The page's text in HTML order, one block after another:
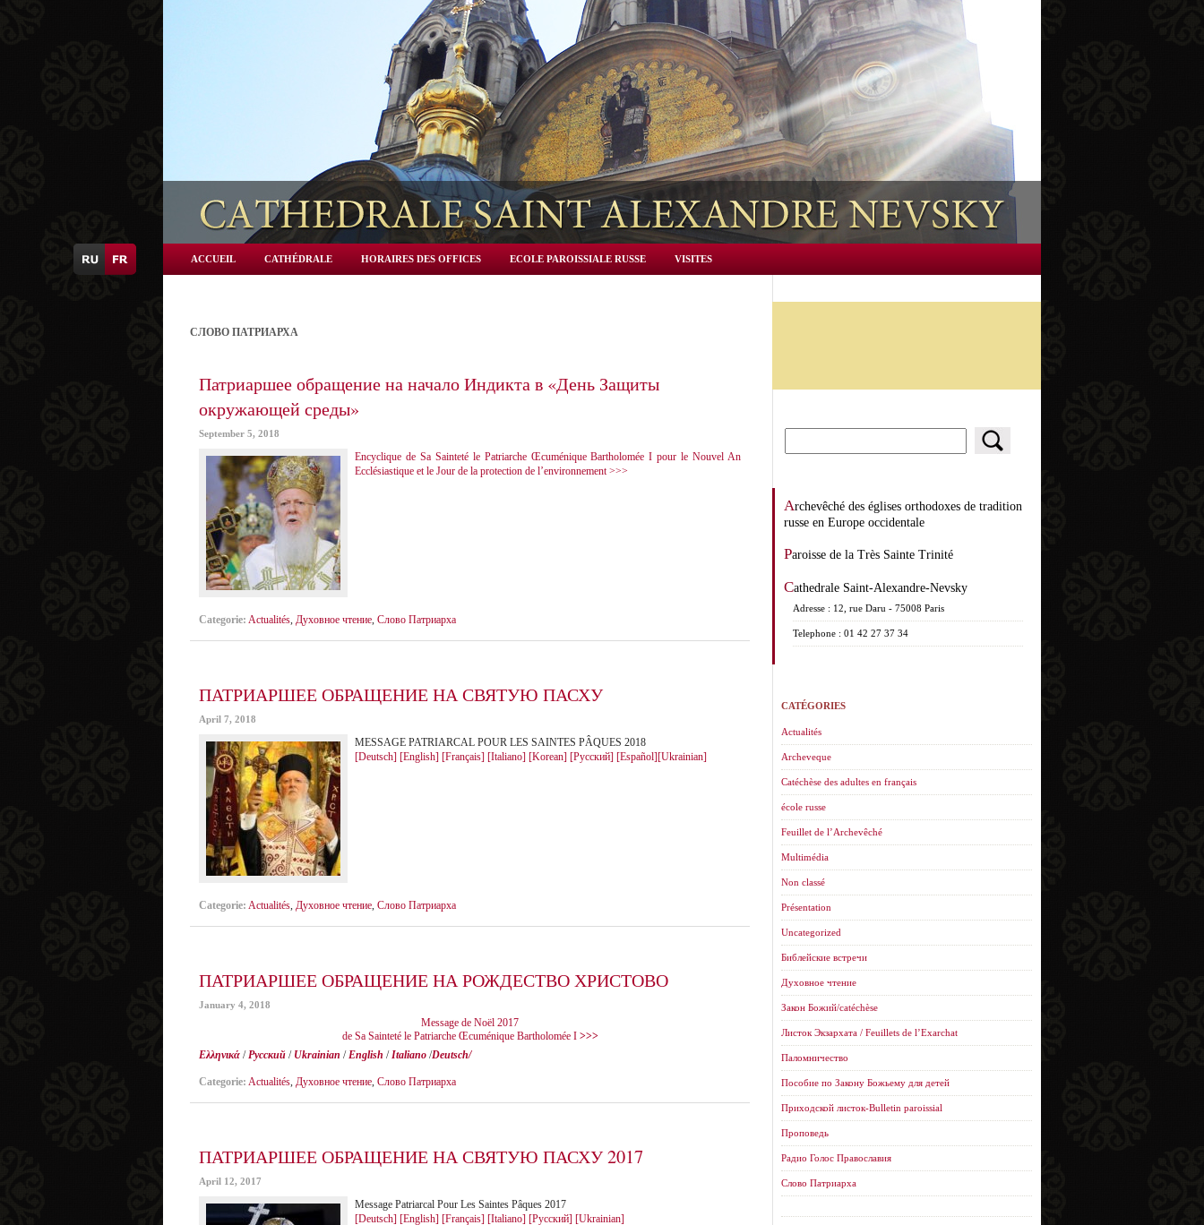
ACCUEIL CATHÉDRALE HORAIRES DES OFFICES ECOLE PAROISSIALE RUSSE VISITES
СЛОВО ПАТРИАРХА
Патриаршее обращение на начало Индикта в «День Защиты
окружающей среды»
September 5, 2018
Encyclique de Sa Sainteté le Patriarche Œcuménique Bartholomée I pour le Nouvel An
Ecclésiastique et le Jour de la protection de l’environnement >>>
Categorie: Actualités, Духовное чтение, Слово Патриарха
ПАТРИАРШЕЕ ОБРАЩЕНИЕ НА СВЯТУЮ ПАСХУ
April 7, 2018
MESSAGE PATRIARCAL POUR LES SAINTES PÂQUES 2018
[Deutsch] [English] [Français] [Italiano] [Korean] [Русский] [Español][Ukrainian]
Categorie: Actualités, Духовное чтение, Слово Патриарха
ПАТРИАРШЕЕ ОБРАЩЕНИЕ НА РОЖДЕСТВО ХРИСТОВО
January 4, 2018
Message de Noël 2017
de Sa Sainteté le Patriarche Œcuménique Bartholomée I >>>
Ελληνικά /Русский / Ukrainian /English /Italiano /Deutsch/
Categorie: Actualités, Духовное чтение, Слово Патриарха
ПАТРИАРШЕЕ ОБРАЩЕНИЕ НА СВЯТУЮ ПАСХУ 2017
April 12, 2017
Message Patriarcal Pour Les Saintes Pâques 2017
[Deutsch] [English] [Français] [Italiano] [Русский] [Ukrainian]
Archevêché des églises orthodoxes de tradition
russe en Europe occidentale
Paroisse de la Très Sainte Trinité
Cathedrale Saint-Alexandre-Nevsky
Adresse : 12, rue Daru - 75008 Paris
Telephone : 01 42 27 37 34
CATÉGORIES
Actualités
Archeveque
Catéchèse des adultes en français
école russe
Feuillet de l’Archevêché
Multimédia
Non classé
Présentation
Uncategorized
Библейские встречи
Духовное чтение
Закон Божий/catéchèse
Листок Экзархата / Feuillets de l’Еxarchat
Паломничество
Пособие по Закону Божьему для детей
Приходской листок-Bulletin paroissial
Проповедь
Радио Голос Православия
Слово Патриарха